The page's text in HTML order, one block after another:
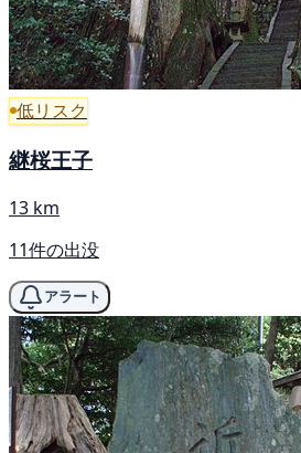
低リスク
継桜王子
13 km
11件の出没
アラート